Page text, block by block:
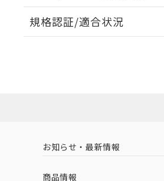
EU RoHS 注意事項・凡例
中国 RoHS 注意事項・凡例
規格認証/適合状況
（イギリス
（ノルウェー
お知らせ・最新情報
商品情報